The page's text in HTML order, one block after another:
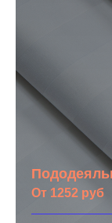
От 1252 руб